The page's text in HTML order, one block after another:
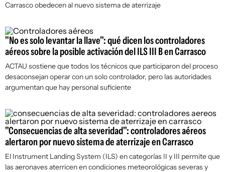
Carrasco obedecen al nuevo sistema de aterrizaje
"No es solo levantar la llave": qué dicen los controladores
aéreos sobre la posible activación del ILS III B en Carrasco
ACTAU sostiene que todos los técnicos que participaron del proceso
desaconsejan operar con un solo controlador, pero las autoridades
argumentan que hay personal suficiente
"Consecuencias de alta severidad": controladores aéreos
alertaron por nuevo sistema de aterrizaje en Carrasco
El Instrument Landing System (ILS) en categorías II y III permite que
las aeronaves aterricen en condiciones meteorológicas severas y